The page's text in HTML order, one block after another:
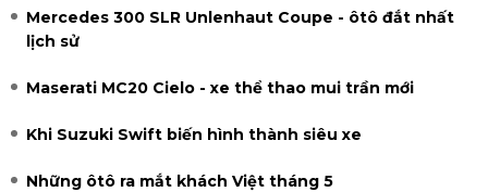
Mercedes 300 SLR Unlenhaut Coupe - ôtô đắt nhất
lịch sử
Maserati MC20 Cielo - xe thể thao mui trần mới
Khi Suzuki Swift biến hình thành siêu xe
Những ôtô ra mắt khách Việt tháng 5